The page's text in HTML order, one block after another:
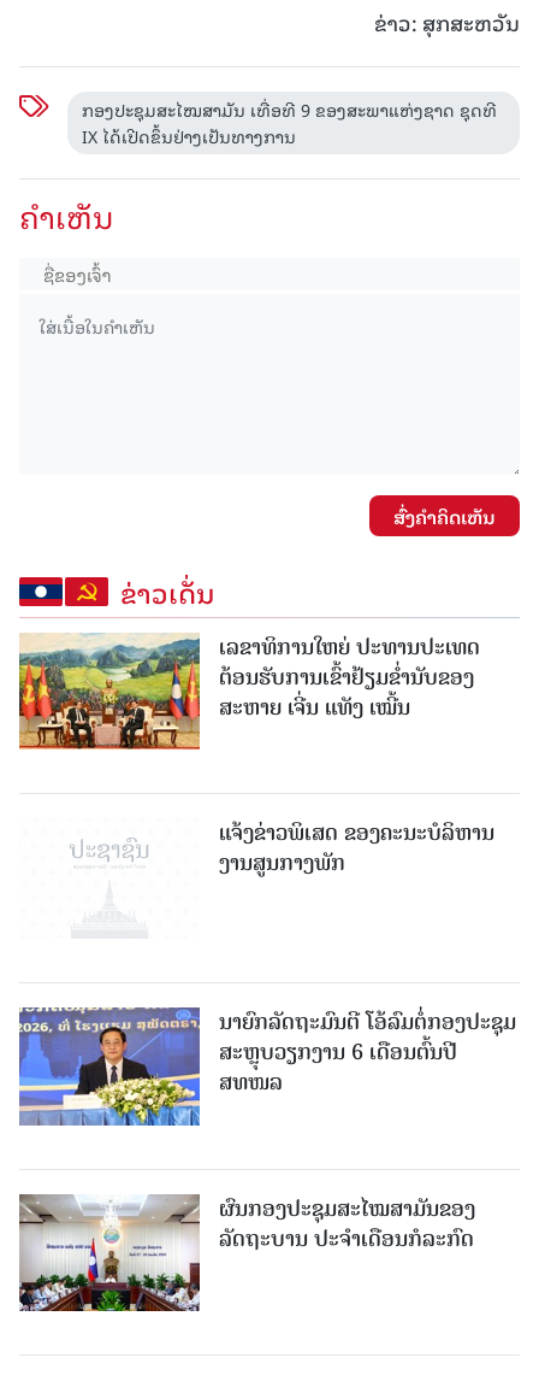
ຂ່າວ: ສຸກສະຫວັນ
ກອງປະຊຸມສະໄໝສາມັນ ເທື່ອທີ 9 ຂອງສະພາແຫ່ງຊາດ ຊຸດທີ
IX ໄດ້ເປີດຂຶ້ນຢ່າງເປັນທາງການ
ຄໍາເຫັນ
ສົ່ງຄໍາຄິດເຫັນ
ຂ່າວເດັ່ນ
ເລຂາທິການໃຫຍ່ ປະທານປະເທດ
ຕ້ອນຮັບການເຂົ້າຢ້ຽມຂໍ່ານັບຂອງ
ສະຫາຍ ເຈີ່ນ ແທັງ ເໝີ້ນ
ແຈ້ງຂ່າວພິເສດ ຂອງຄະນະບໍລິຫານ
ງານສູນກາງພັກ
ນາຍົກລັດຖະມົນຕີ ໂອ້ລົມຕໍ່ກອງປະຊຸມ
ສະຫຼຸບວຽກງານ 6 ເດືອນຕົ້ນປີ
ສທໜລ
ຜົນກອງປະຊຸມສະໄໝສາມັນຂອງ
ລັດຖະບານ ປະຈຳເດືອນກໍລະກົດ